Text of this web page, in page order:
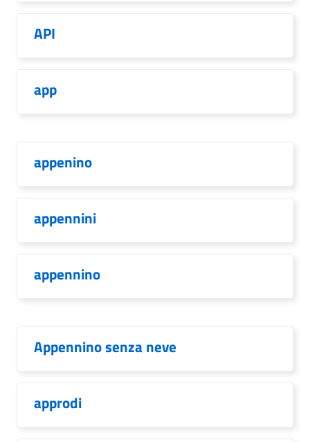
API
app
appenino
appennini
appennino
Appennino senza neve
approdi